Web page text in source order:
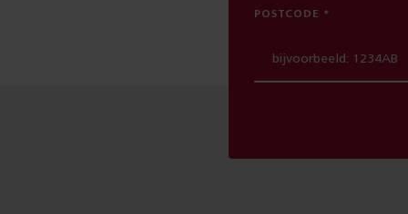
POSTCODE